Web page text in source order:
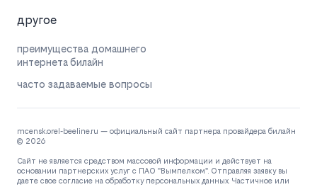
другое
преимущества домашнего
интернета билайн
часто задаваемые вопросы
mcensk.orel-beeline.ru — официальный сайт партнера провайдера билайн
© 2026
Сайт не является средством массовой информации и действует на
основании партнерских услуг с ПАО "Вымпелком". Отправляя заявку вы
даете свое согласие на обработку персональных данных. Частичное или